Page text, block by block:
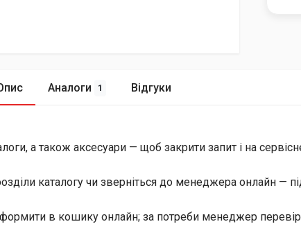
Аналоги 1 Відгуки
а також аксесуари — щоб закрити запит і на
каталогу чи зверніться до менеджера онлайн —
в кошику онлайн; за потреби менеджер